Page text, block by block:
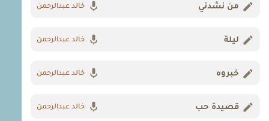
من نشدني خالد عبدالرحمن
ليلة خالد عبدالرحمن
خبروه خالد عبدالرحمن
قصيدة حب خالد عبدالرحمن